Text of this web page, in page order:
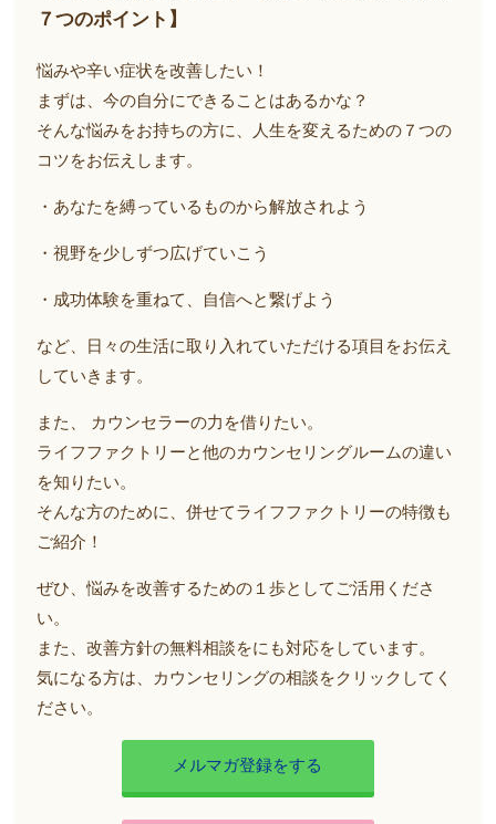
７つのポイント】
悩みや辛い症状を改善したい！
まずは、今の自分にできることはあるかな？
そんな悩みをお持ちの方に、人生を変えるための７つの
コツをお伝えします。
・あなたを縛っているものから解放されよう
・視野を少しずつ広げていこう
・成功体験を重ねて、自信へと繋げよう
など、日々の生活に取り入れていただける項目をお伝え
していきます。
また、 カウンセラーの力を借りたい。
ライフファクトリーと他のカウンセリングルームの違い
を知りたい。
そんな方のために、併せてライフファクトリーの特徴も
ご紹介！
ぜひ、悩みを改善するための１歩としてご活用くださ
い。
また、改善方針の無料相談をにも対応をしています。
気になる方は、カウンセリングの相談をクリックしてく
ださい。
メルマガ登録をする